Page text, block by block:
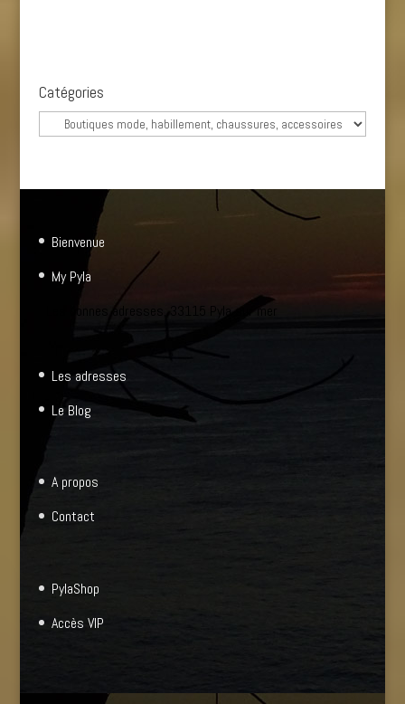
Catégories
Catégories
Bienvenue
My Pyla
Les bonnes adresses, 33115 Pyla sur mer
Les adresses
Le Blog
A propos
Contact
PylaShop
Accès VIP